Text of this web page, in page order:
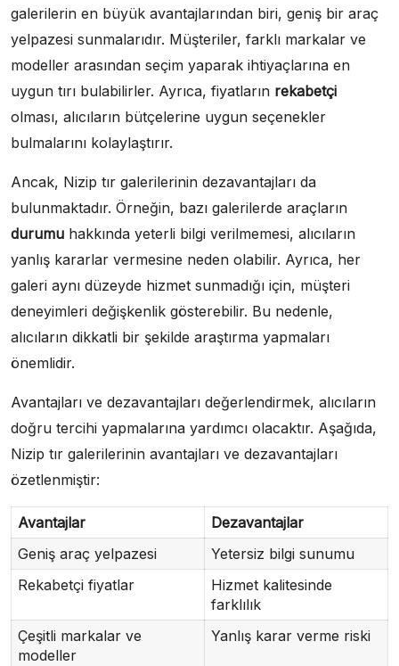
galerilerin en büyük avantajlarından biri, geniş bir araç
yelpazesi sunmalarıdır. Müşteriler, farklı markalar ve
modeller arasından seçim yaparak ihtiyaçlarına en
uygun tırı bulabilirler. Ayrıca, fiyatların rekabetçi
olması, alıcıların bütçelerine uygun seçenekler
bulmalarını kolaylaştırır.
Ancak, Nizip tır galerilerinin dezavantajları da
bulunmaktadır. Örneğin, bazı galerilerde araçların
durumu hakkında yeterli bilgi verilmemesi, alıcıların
yanlış kararlar vermesine neden olabilir. Ayrıca, her
galeri aynı düzeyde hizmet sunmadığı için, müşteri
deneyimleri değişkenlik gösterebilir. Bu nedenle,
alıcıların dikkatli bir şekilde araştırma yapmaları
önemlidir.
Avantajları ve dezavantajları değerlendirmek, alıcıların
doğru tercihi yapmalarına yardımcı olacaktır. Aşağıda,
Nizip tır galerilerinin avantajları ve dezavantajları
özetlenmiştir:
Avantajlar
Dezavantajlar
Geniş araç yelpazesi
Yetersiz bilgi sunumu
Rekabetçi fiyatlar
Hizmet kalitesinde
farklılık
Çeşitli markalar ve
modeller
Yanlış karar verme riski